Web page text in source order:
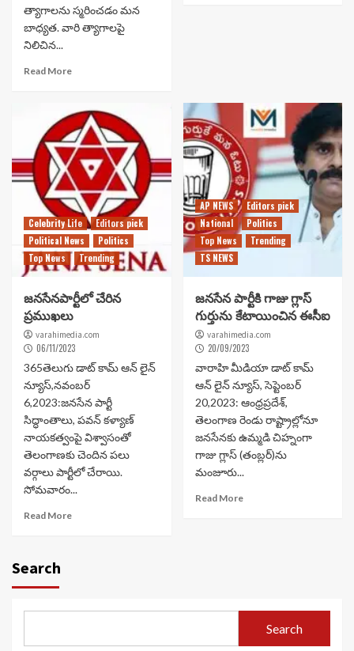
త్యాగాలను స్మరించడం మన
బాధ్యత. వారి త్యాగాలపై
నిలిచిన...
Read More
Celebrity Life
Editors pick
Political News
Politics
Top News
Trending
జనసేనపార్టీలో చేరిన
ప్రముఖలు
varahimedia.com
06/11/2023
365తెలుగు డాట్ కామ్ ఆన్ లైన్
న్యూస్,నవంబర్
6,2023:జనసేన పార్టీ
సిద్ధాంతాలు, పవన్ కళ్యాణ్
నాయకత్వంపై విశ్వాసంతో
తెలంగాణకు చెందిన పలు
వర్గాలు పార్టీలో చేరాయి.
సోమవారం...
Read More
AP NEWS
Editors pick
National
Politics
Top News
Trending
TS NEWS
జనసేన పార్టీకి గాజు గ్లాస్
గుర్తును కేటాయించిన ఈసీఐ
varahimedia.com
20/09/2023
వారాహి మీడియా డాట్ కామ్
ఆన్ లైన్ న్యూస్, సెప్టెంబర్
20,2023: ఆంధ్రప్రదేశ్‌,
తెలంగాణ రెండు రాష్ట్రాల్లోనూ
జనసేనకు ఉమ్మడి చిహ్నంగా
గాజు గ్లాస్ (తంబ్లర్‌)ను
మంజూరు...
Read More
Search
Search